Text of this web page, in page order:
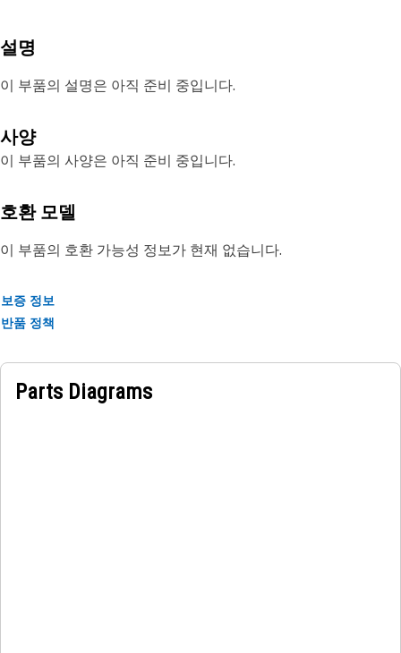
설명
이 부품의 설명은 아직 준비 중입니다.
사양
이 부품의 사양은 아직 준비 중입니다.
호환 모델
이 부품의 호환 가능성 정보가 현재 없습니다.
보증 정보
반품 정책
Parts Diagrams